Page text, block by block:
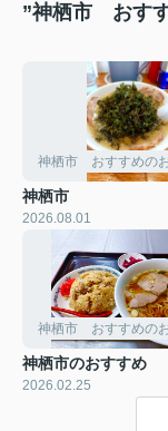
”神栖市 おす
神栖市 おすすめの
神栖市
2026.08.01
神栖市 おすすめの
神栖市のおすすめ
2026.02.25